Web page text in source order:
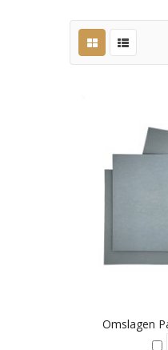
Omslagen